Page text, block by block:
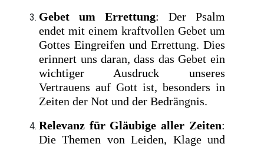
Gebet um Errettung: Der Psalm
endet mit einem kraftvollen Gebet um
Gottes Eingreifen und Errettung. Dies
erinnert uns daran, dass das Gebet ein
wichtiger Ausdruck unseres
Vertrauens auf Gott ist, besonders in
Zeiten der Not und der Bedrängnis.
Relevanz für Gläubige aller Zeiten:
Die Themen von Leiden, Klage und